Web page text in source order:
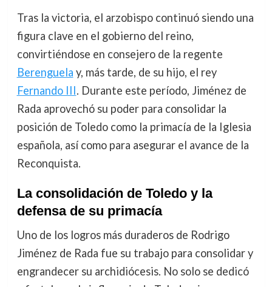
Tras la victoria, el arzobispo continuó siendo una
figura clave en el gobierno del reino,
convirtiéndose en consejero de la regente
Berenguela y, más tarde, de su hijo, el rey
Fernando III. Durante este período, Jiménez de
Rada aprovechó su poder para consolidar la
posición de Toledo como la primacía de la Iglesia
española, así como para asegurar el avance de la
Reconquista.
La consolidación de Toledo y la
defensa de su primacía
Uno de los logros más duraderos de Rodrigo
Jiménez de Rada fue su trabajo para consolidar y
engrandecer su archidiócesis. No solo se dedicó